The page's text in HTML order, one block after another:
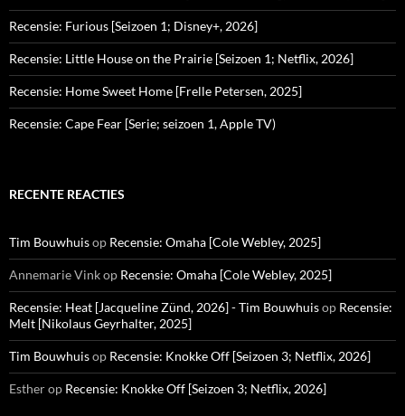
Recensie: Furious [Seizoen 1; Disney+, 2026]
Recensie: Little House on the Prairie [Seizoen 1; Netflix, 2026]
Recensie: Home Sweet Home [Frelle Petersen, 2025]
Recensie: Cape Fear [Serie; seizoen 1, Apple TV)
RECENTE REACTIES
Tim Bouwhuisop Recensie: Omaha [Cole Webley, 2025]
Annemarie Vinkop Recensie: Omaha [Cole Webley, 2025]
Recensie: Heat [Jacqueline Zünd, 2026] - Tim Bouwhuisop Recensie:
Melt [Nikolaus Geyrhalter, 2025]
Tim Bouwhuisop Recensie: Knokke Off [Seizoen 3; Netflix, 2026]
Estherop Recensie: Knokke Off [Seizoen 3; Netflix, 2026]